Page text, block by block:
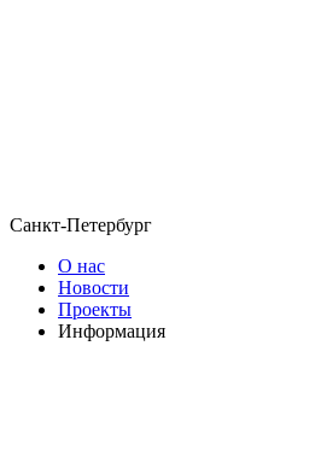
Санкт-Петербург
О нас
Новости
Проекты
Информация